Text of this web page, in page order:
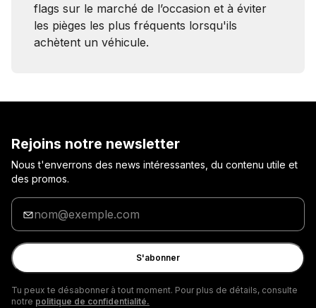
flags sur le marché de l’occasion et à éviter
les pièges les plus fréquents lorsqu'ils
achètent un véhicule.
Rejoins notre newsletter
Nous t'enverrons des news intéressantes, du contenu utile et
des promos.
Entre
ton
adresse
e-
mail
S'abonner
Tu peux te désabonner à tout moment. Pour plus de détails, consulte
notre politique de confidentialité.